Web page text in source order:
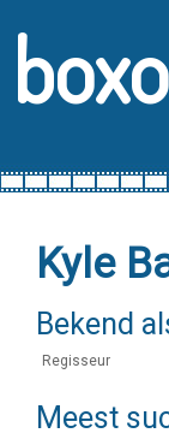
Kyle
Bekend
Regisseur
Meest